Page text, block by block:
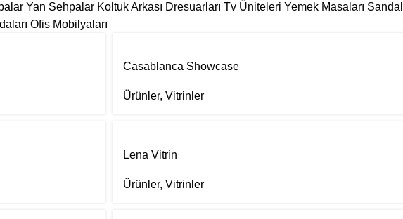
Yan Sehpalar Koltuk Arkası Dresuarları Tv Üniteleri Yemek Masaları
Ofis Mobilyaları
Casablanca Showcase
Ürünler,Vitrinler
Lena Vitrin
Ürünler,Vitrinler